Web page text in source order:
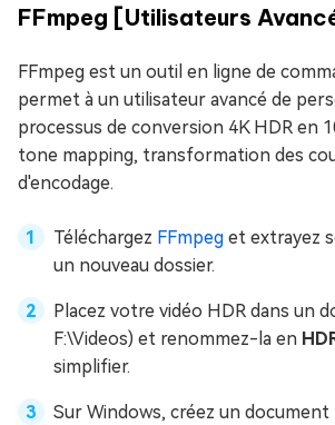
FFmpeg [Utilisateurs
FFmpeg est un outil en ligne de
permet à un utilisateur avancé de
processus de conversion 4K HDR en
tone mapping, transformation des
d'encodage.
Téléchargez FFmpeg et extrayez
un nouveau dossier.
Placez votre vidéo HDR dans un
F:\Videos) et renommez-la en
simplifier.
Sur Windows, créez un